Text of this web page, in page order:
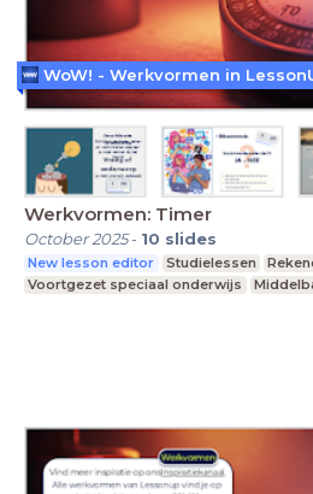
Werkvormen: Timer
October 2025- 10 slides
New lesson editor Studielessen
Voortgezet speciaal onderwijs
WoW! - Werkvormen in